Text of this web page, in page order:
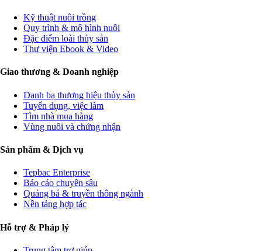
Kỹ thuật nuôi trồng
Quy trình & mô hình nuôi
Đặc điểm loài thủy sản
Thư viện Ebook & Video
Giao thương & Doanh nghiệp
Danh bạ thương hiệu thủy sản
Tuyển dụng, việc làm
Tìm nhà mua hàng
Vùng nuôi và chứng nhận
Sản phẩm & Dịch vụ
Tepbac Enterprise
Báo cáo chuyên sâu
Quảng bá & truyền thông ngành
Nền tảng hợp tác
Hỗ trợ & Pháp lý